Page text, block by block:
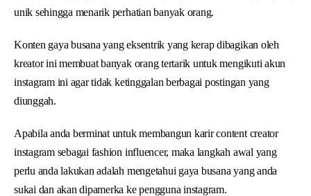
unik sehingga menarik perhatian banyak orang.
Konten gaya busana yang eksentrik yang kerap dibagikan oleh
kreator ini membuat banyak orang tertarik untuk mengikuti akun
instagram ini agar tidak ketinggalan berbagai postingan yang
diunggah.
Apabila anda berminat untuk membangun karir content creator
instagram sebagai fashion influencer, maka langkah awal yang
perlu anda lakukan adalah mengetahui gaya busana yang anda
sukai dan akan dipamerka ke pengguna instagram.